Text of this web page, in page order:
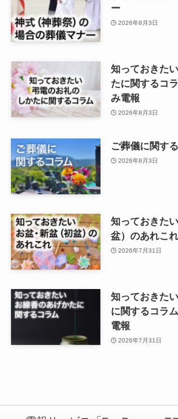
ー
2026年8月3日
知っておきた
たに関するコ
み電報
2026年8月3日
ご葬儀に関す
2026年8月3日
知っておきた
盆）のあれこれ
2026年7月31日
知っておきた
に関するコラ
電報
2026年7月31日